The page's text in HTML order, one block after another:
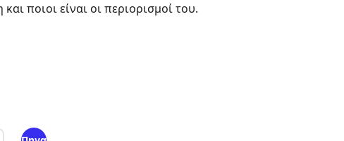
ποιοι είναι οι περιορισμοί του.